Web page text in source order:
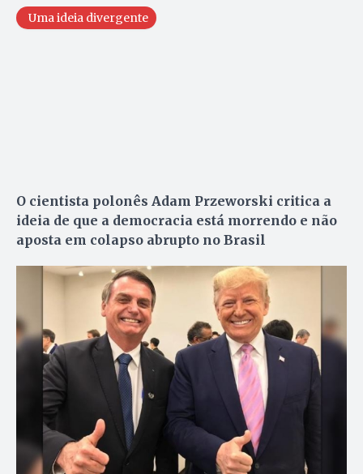
Uma ideia divergente
O cientista polonês Adam Przeworski critica a
ideia de que a democracia está morrendo e não
aposta em colapso abrupto no Brasil